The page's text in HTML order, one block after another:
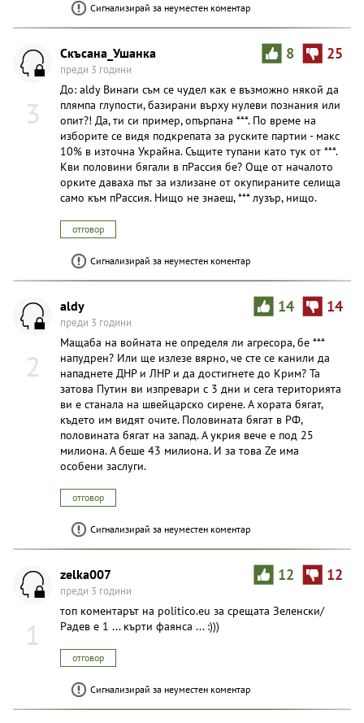
Сигнализирай за неуместен коментар
3
8 25
Скъсана_Ушанка
преди 3 години
До: aldy Винаги съм се чудел как е възможно някой да
плямпа глупости, базирани върху нулеви познания или
опит?! Да, ти си пример, опърпана ***. По време на
изборите се видя подкрепата за руските партии - макс
10% в източна Украйна. Същите тyпaни като тук от ***.
Кви половини бягали в пPaccия бе? Още от началото
opките даваха път за излизане от окупираните селища
само към пPaccия. Нищо не знаеш, *** лузър, нищо.
отговор
Сигнализирай за неуместен коментар
2
14 14
aldy
преди 3 години
Мащаба на войната не определя ли агресора, бе ***
напудрен? Или ще излезе вярно, че сте се канили да
нападнете ДНР и ЛНР и да достигнете до Крим? Та
затова Путин ви изпревари с 3 дни и сега територията
ви е станала на швейцарско сирене. А хората бягат,
където им видят очите. Половината бягат в РФ,
половината бягат на запад. А укрия вече е под 25
милиона. А беше 43 милиона. И за това Ze има
особени заслуги.
отговор
Сигнализирай за неуместен коментар
1
12 12
zelka007
преди 3 години
топ коментарът на politico.eu за срещата Зеленски/
Радев е 1 ... кърти фаянса ... :)))
отговор
Сигнализирай за неуместен коментар